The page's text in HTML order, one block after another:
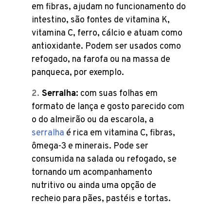
em fibras, ajudam no funcionamento do
intestino, são fontes de vitamina K,
vitamina C, ferro, cálcio e atuam como
antioxidante. Podem ser usados como
refogado, na farofa ou na massa de
panqueca, por exemplo.
Serralha: com suas folhas em
formato de lança e gosto parecido com
o do almeirão ou da escarola, a
serralha é rica em vitamina C, fibras,
ômega-3 e minerais. Pode ser
consumida na salada ou refogado, se
tornando um acompanhamento
nutritivo ou ainda uma opção de
recheio para pães, pastéis e tortas.